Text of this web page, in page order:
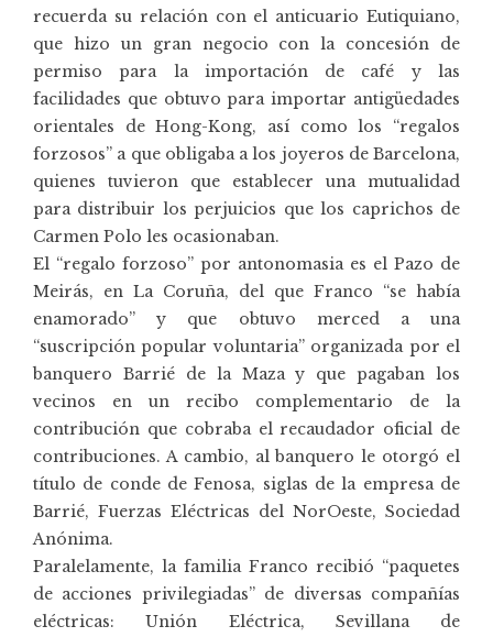
recuerda su relación con el anticuario Eutiquiano,
que hizo un gran negocio con la concesión de
permiso para la importación de café y las
facilidades que obtuvo para importar antigüedades
orientales de Hong-Kong, así como los “regalos
forzosos” a que obligaba a los joyeros de Barcelona,
quienes tuvieron que establecer una mutualidad
para distribuir los perjuicios que los caprichos de
Carmen Polo les ocasionaban.
El “regalo forzoso” por antonomasia es el Pazo de
Meirás, en La Coruña, del que Franco “se había
enamorado” y que obtuvo merced a una
“suscripción popular voluntaria” organizada por el
banquero Barrié de la Maza y que pagaban los
vecinos en un recibo complementario de la
contribución que cobraba el recaudador oficial de
contribuciones. A cambio, al banquero le otorgó el
título de conde de Fenosa, siglas de la empresa de
Barrié, Fuerzas Eléctricas del NorOeste, Sociedad
Anónima.
Paralelamente, la familia Franco recibió “paquetes
de acciones privilegiadas” de diversas compañías
eléctricas: Unión Eléctrica, Sevillana de